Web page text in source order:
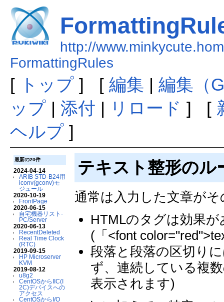
http://
FormattingRules
[ トップ] [ 編集 | 編集（
ップ| 添付 | リロード ] [
ヘルプ]
最新の20件
2024-04-14
ARIB STD-B24用
iconv(gconv)モ
ジュール
2020-10-19
FrontPage
2020-06-15
自宅機器リスト-
PC/Server
2020-06-13
RecentDeleted
Real Time Clock
(RTC)
2019-09-15
HP Microserver
KVM
2019-08-12
u8g2
CentOSからIIC(I
2C)デバイスへの
アクセス
CentOSからI/O
テキスト整形の
通常は入力した文章が
HTMLのタグは効果
(「<font
段落と段落の区切り
ず、連続している複
表示されます)